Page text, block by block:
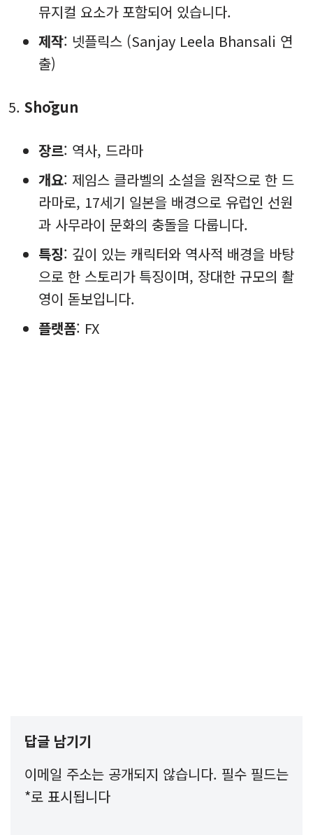
뮤지컬 요소가 포함되어 있습니다.
제작: 넷플릭스 (Sanjay Leela Bhansali 연
출)
Shōgun
장르: 역사, 드라마
개요: 제임스 클라벨의 소설을 원작으로 한 드
라마로, 17세기 일본을 배경으로 유럽인 선원
과 사무라이 문화의 충돌을 다룹니다.
특징: 깊이 있는 캐릭터와 역사적 배경을 바탕
으로 한 스토리가 특징이며, 장대한 규모의 촬
영이 돋보입니다.
플랫폼: FX
답글 남기기
이메일 주소는 공개되지 않습니다. 필수 필드는
*로 표시됩니다